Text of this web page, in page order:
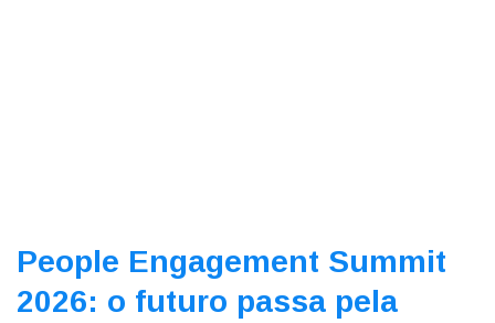
People Engagement Summit
2026: o futuro passa pela